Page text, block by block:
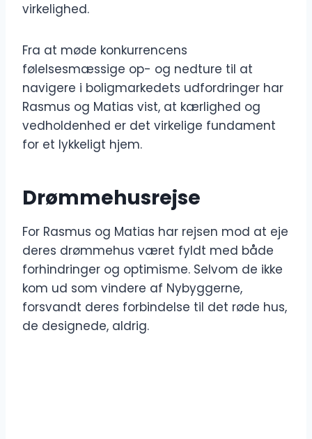
virkelighed.
Fra at møde konkurrencens
følelsesmæssige op- og nedture til at
navigere i boligmarkedets udfordringer har
Rasmus og Matias vist, at kærlighed og
vedholdenhed er det virkelige fundament
for et lykkeligt hjem.
Drømmehusrejse
For Rasmus og Matias har rejsen mod at eje
deres drømmehus været fyldt med både
forhindringer og optimisme. Selvom de ikke
kom ud som vindere af Nybyggerne,
forsvandt deres forbindelse til det røde hus,
de designede, aldrig.